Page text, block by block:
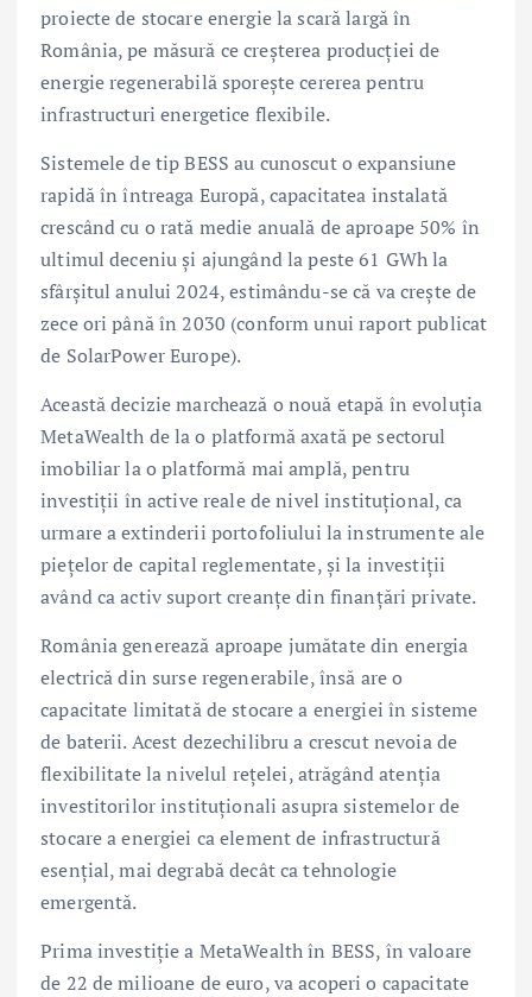
proiecte de stocare energie la scară largă în
România, pe măsură ce creșterea producției de
energie regenerabilă sporește cererea pentru
infrastructuri energetice flexibile.
Sistemele de tip BESS au cunoscut o expansiune
rapidă în întreaga Europă, capacitatea instalată
crescând cu o rată medie anuală de aproape 50% în
ultimul deceniu și ajungând la peste 61 GWh la
sfârșitul anului 2024, estimându-se că va crește de
zece ori până în 2030 (conform unui raport publicat
de SolarPower Europe).
Această decizie marchează o nouă etapă în evoluția
MetaWealth de la o platformă axată pe sectorul
imobiliar la o platformă mai amplă, pentru
investiții în active reale de nivel instituțional, ca
urmare a extinderii portofoliului la instrumente ale
piețelor de capital reglementate, și la investiții
având ca activ suport creanțe din finanțări private.
România generează aproape jumătate din energia
electrică din surse regenerabile, însă are o
capacitate limitată de stocare a energiei în sisteme
de baterii. Acest dezechilibru a crescut nevoia de
flexibilitate la nivelul rețelei, atrăgând atenția
investitorilor instituționali asupra sistemelor de
stocare a energiei ca element de infrastructură
esențial, mai degrabă decât ca tehnologie
emergentă.
Prima investiție a MetaWealth în BESS, în valoare
de 22 de milioane de euro, va acoperi o capacitate